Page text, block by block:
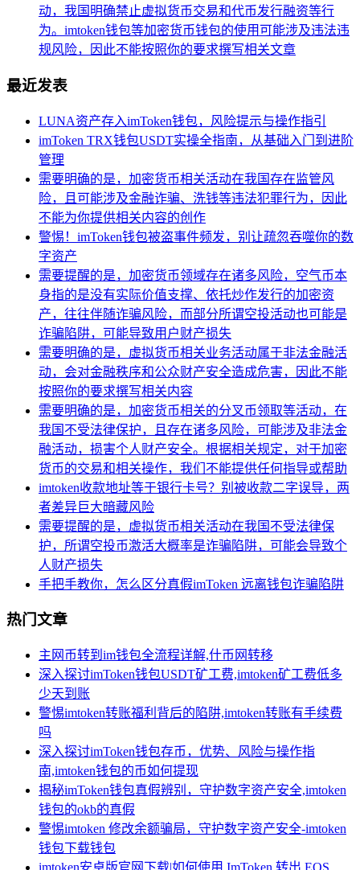
动，我国明确禁止虚拟货币交易和代币发行融资等行
为。imtoken钱包等加密货币钱包的使用可能涉及违法违
规风险，因此不能按照你的要求撰写相关文章
最近发表
LUNA资产存入imToken钱包，风险提示与操作指引
imToken TRX钱包USDT实操全指南，从基础入门到进阶
管理
需要明确的是，加密货币相关活动在我国存在监管风
险，且可能涉及金融诈骗、洗钱等违法犯罪行为，因此
不能为你提供相关内容的创作
警惕！imToken钱包被盗事件频发，别让疏忽吞噬你的数
字资产
需要提醒的是，加密货币领域存在诸多风险，空气币本
身指的是没有实际价值支撑、依托炒作发行的加密资
产，往往伴随诈骗风险，而部分所谓空投活动也可能是
诈骗陷阱，可能导致用户财产损失
需要明确的是，虚拟货币相关业务活动属于非法金融活
动，会对金融秩序和公众财产安全造成危害，因此不能
按照你的要求撰写相关内容
需要明确的是，加密货币相关的分叉币领取等活动，在
我国不受法律保护，且存在诸多风险，可能涉及非法金
融活动，损害个人财产安全。根据相关规定，对于加密
货币的交易和相关操作，我们不能提供任何指导或帮助
imtoken收款地址等于银行卡号？别被收款二字误导，两
者差异巨大暗藏风险
需要提醒的是，虚拟货币相关活动在我国不受法律保
护，所谓空投币激活大概率是诈骗陷阱，可能会导致个
人财产损失
手把手教你，怎么区分真假imToken 远离钱包诈骗陷阱
热门文章
主网币转到im钱包全流程详解,什币网转移
深入探讨imToken钱包USDT矿工费,imtoken矿工费低多
少天到账
警惕imtoken转账福利背后的陷阱,imtoken转账有手续费
吗
深入探讨imToken钱包存币，优势、风险与操作指
南,imtoken钱包的币如何提现
揭秘imToken钱包真假辨别，守护数字资产安全,imtoken
钱包的okb的真假
警惕imtoken 修改余额骗局，守护数字资产安全-imtoken
钱包下载钱包
imtoken安卓版官网下载|如何使用 ImToken 转出 EOS